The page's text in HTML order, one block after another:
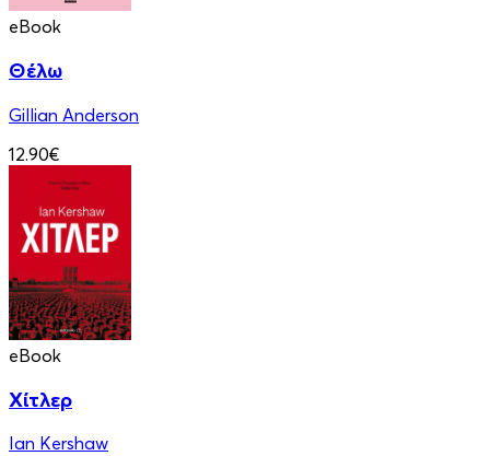
eBook
Θέλω
Gillian Anderson
12.90€
eBook
Χίτλερ
Ian Kershaw